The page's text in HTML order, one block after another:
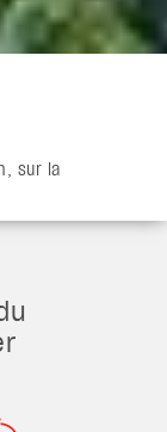
sur la